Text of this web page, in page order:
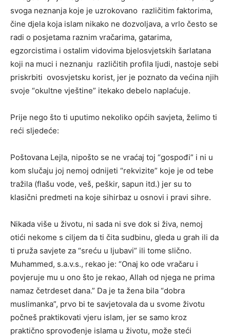
svoga neznanja koje je uzrokovano različitim faktorima,
čine djela koja islam nikako ne dozvoljava, a vrlo često se
radi o posjetama raznim vračarima, gatarima,
egzorcistima i ostalim vidovima bjelosvjetskih šarlatana
koji na muci i neznanju različitih profila ljudi, nastoje sebi
priskrbiti ovosvjetsku korist, jer je poznato da većina njih
svoje “okultne vještine” itekako debelo naplaćuje.
Prije nego što ti uputimo nekoliko općih savjeta, želimo ti
reći sljedeće:
Poštovana Lejla, nipošto se ne vraćaj toj “gospođi” i ni u
kom slučaju joj nemoj odnijeti “rekvizite” koje je od tebe
tražila (flašu vode, veš, peškir, sapun itd.) jer su to
klasični predmeti na koje sihirbaz u osnovi i pravi sihre.
Nikada više u životu, ni sada ni sve dok si živa, nemoj
otići nekome s ciljem da ti čita sudbinu, gleda u grah ili da
ti pruža savjete za “sreću u ljubavi” ili tome slično.
Muhammed, s.a.v.s., rekao je: “Onaj ko ode vračaru i
povjeruje mu u ono što je rekao, Allah od njega ne prima
namaz četrdeset dana.” Da je ta žena bila “dobra
muslimanka”, prvo bi te savjetovala da u svome životu
počneš praktikovati vjeru islam, jer se samo kroz
praktično sprovođenje islama u životu, može steći